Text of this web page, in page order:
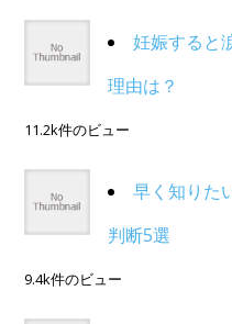
妊娠すると
理由は？
11.2k件のビュー
早く知りた
判断5選
9.4k件のビュー